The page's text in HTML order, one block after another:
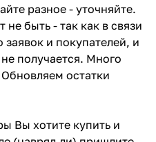
разное - уточняйте.
быть - так как в связи
и покупателей, и
получается. Много
остатки
Вы хотите купить и